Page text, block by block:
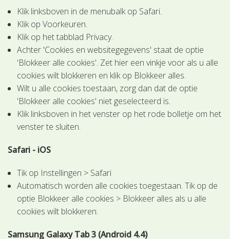
Klik linksboven in de menubalk op Safari.
Klik op Voorkeuren.
Klik op het tabblad Privacy.
Achter 'Cookies en websitegegevens' staat de optie
'Blokkeer alle cookies'. Zet hier een vinkje voor als u alle
cookies wilt blokkeren en klik op Blokkeer alles.
Wilt u alle cookies toestaan, zorg dan dat de optie
'Blokkeer alle cookies' niet geselecteerd is.
Klik linksboven in het venster op het rode bolletje om het
venster te sluiten.
Safari - iOS
Tik op Instellingen > Safari
Automatisch worden alle cookies toegestaan. Tik op de
optie Blokkeer alle cookies > Blokkeer alles als u alle
cookies wilt blokkeren.
Samsung Galaxy Tab 3 (Android 4.4)